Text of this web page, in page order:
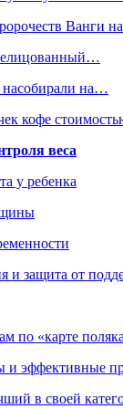
Ванги
насобирали на…
кофе
веса
у ребенка
и защита от
по «карте
и эффективные
в своей